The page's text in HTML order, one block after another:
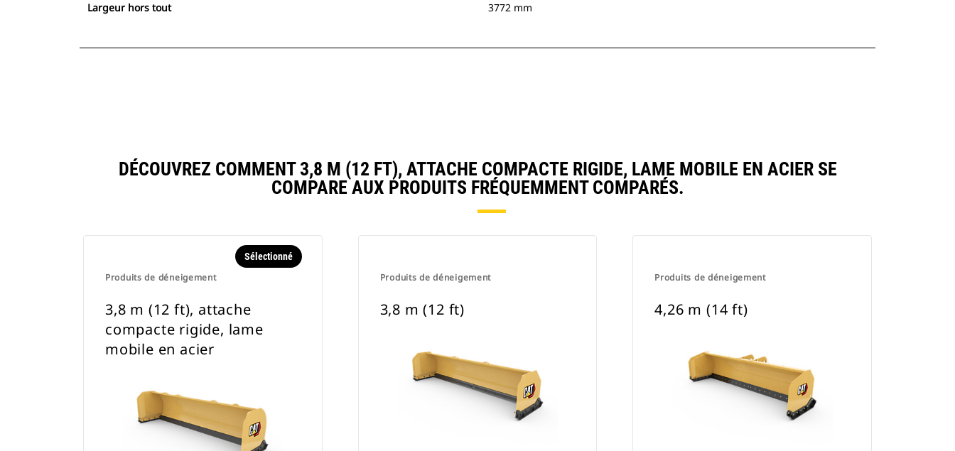
Largeur hors tout 3772 mm
DÉCOUVREZ COMMENT 3,8 M (12 FT), ATTACHE COMPACTE RIGIDE, LAME MOBILE EN ACIER SE
COMPARE AUX PRODUITS FRÉQUEMMENT COMPARÉS.
Produits de déneigement
Sélectionné
3,8 m (12 ft), attache
compacte rigide, lame
mobile en acier
Produits de déneigement
3,8 m (12 ft)
Produits de déneigement
4,26 m (14 ft)